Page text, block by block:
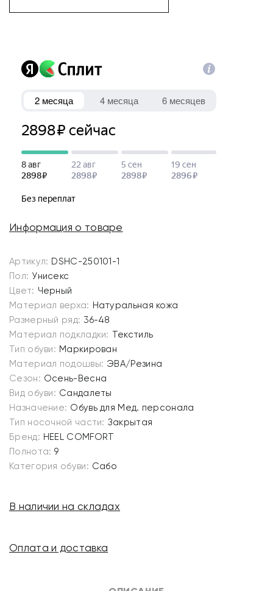
Информация о товаре
Артикул: DSHC-250101-1
Пол: Унисекс
Цвет: Черный
Материал верха: Натуральная кожа
Размерный ряд: 36-48
Материал подкладки: Текстиль
Тип обуви: Маркирован
Материал подошвы: ЭВА/Резина
Сезон: Осень-Весна
Вид обуви: Сандалеты
Назначение: Обувь для Мед. персонала
Тип носочной части: Закрытая
Бренд: HEEL COMFORT
Полнота: 9
Категория обуви: Сабо
В наличии на складах
Оплата и доставка